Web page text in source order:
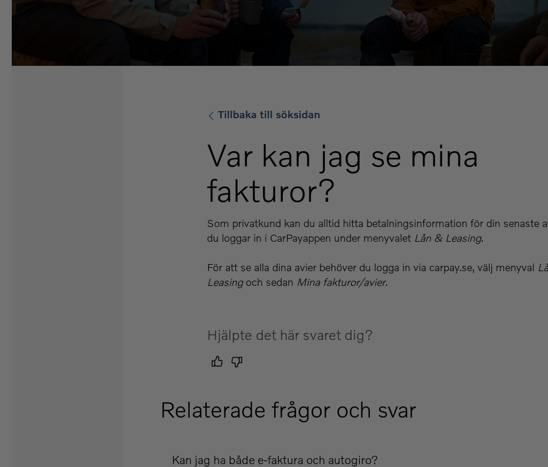
Tillbaka till söksidan
Var kan jag se mina
fakturor?
Som privatkund kan du alltid hitta betalningsinformation för din senaste
du loggar in i CarPayappen under menyvalet Lån & Leasing.
För att se alla dina avier behöver du logga in via carpay.se, välj menyval
Leasingoch sedan Mina fakturor/avier.
Hjälpte det här svaret dig?
Relaterade frågor och svar
Kan jag ha både e-faktura och autogiro?